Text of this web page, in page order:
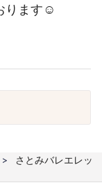
ります☺
さとみバレエレッ